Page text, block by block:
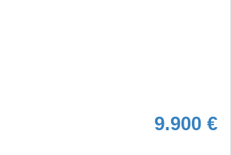
9.900 €